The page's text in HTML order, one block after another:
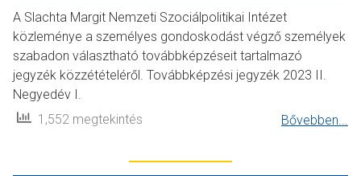
A Slachta Margit Nemzeti Szociálpolitikai Intézet
közleménye a személyes gondoskodást végző személyek
szabadon választható továbbképzéseit tartalmazó
jegyzék közzétételéről. Továbbképzési jegyzék 2023 II.
Negyedév I.
1,552 megtekintés
Bővebben...